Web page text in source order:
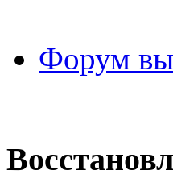
Форум